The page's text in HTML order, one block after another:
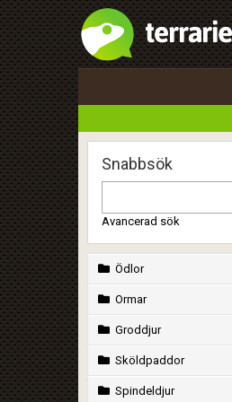
Snabbsök
Avancerad sök
Ödlor
Ormar
Groddjur
Sköldpaddor
Spindeldjur